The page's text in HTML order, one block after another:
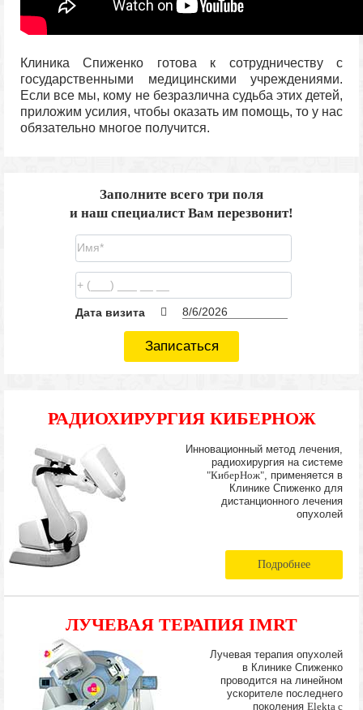
Клиника Спиженко готова к сотрудничеству с
государственными медицинскими учреждениями.
Если все мы, кому не безразлична судьба этих детей,
приложим усилия, чтобы оказать им помощь, то у нас
обязательно многое получится.
Заполните всего три поля
и наш специалист Вам перезвонит!
Дата визита
Записаться
РАДИОХИРУРГИЯ КИБЕРНОЖ
Инновационный метод лечения,
радиохирургия на системе
"КиберНож" , применяется в
Клинике Спиженко для
дистанционного лечения
опухолей
Подробнее
ЛУЧЕВАЯ ТЕРАПИЯ IMRT
Лучевая терапия опухолей
в Клинике Спиженко
проводится на линейном
ускорителе последнего
поколения Elekta с